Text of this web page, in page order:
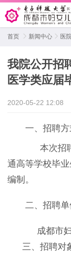
首页  新闻中心  医
我院公开招
医学类应届
2020-05-22 12:08
一、招聘方
本次招聘
通高等学校毕
编制。
二、招聘单
成都市妇女
三、招聘对